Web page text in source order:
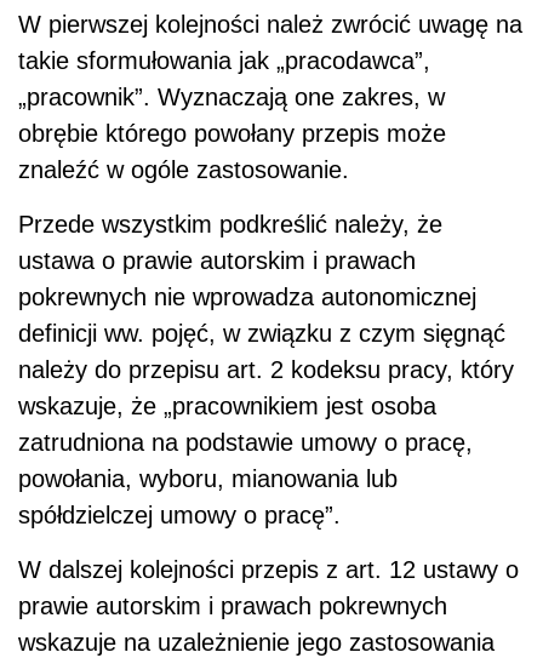
W pierwszej kolejności należ zwrócić uwagę na
takie sformułowania jak „pracodawca”,
„pracownik”. Wyznaczają one zakres, w
obrębie którego powołany przepis może
znaleźć w ogóle zastosowanie.
Przede wszystkim podkreślić należy, że
ustawa o prawie autorskim i prawach
pokrewnych nie wprowadza autonomicznej
definicji ww. pojęć, w związku z czym sięgnąć
należy do przepisu art. 2 kodeksu pracy, który
wskazuje, że „pracownikiem jest osoba
zatrudniona na podstawie umowy o pracę,
powołania, wyboru, mianowania lub
spółdzielczej umowy o pracę”.
W dalszej kolejności przepis z art. 12 ustawy o
prawie autorskim i prawach pokrewnych
wskazuje na uzależnienie jego zastosowania